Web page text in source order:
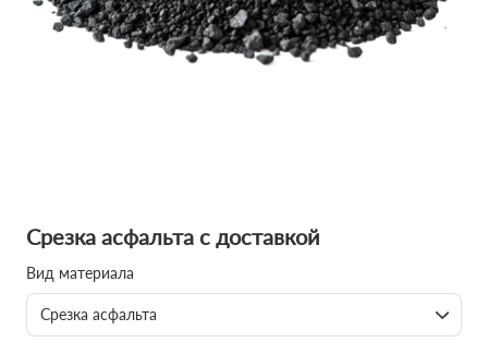
Срезка асфальта с доставкой
Вид материала
Срезка асфальта